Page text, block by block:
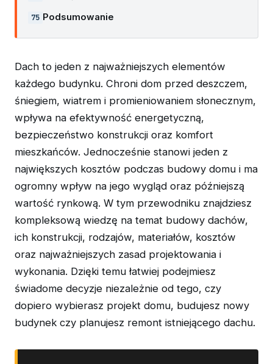
Podsumowanie
Dach to jeden z najważniejszych elementów
każdego budynku. Chroni dom przed deszczem,
śniegiem, wiatrem i promieniowaniem słonecznym,
wpływa na efektywność energetyczną,
bezpieczeństwo konstrukcji oraz komfort
mieszkańców. Jednocześnie stanowi jeden z
największych kosztów podczas budowy domu i ma
ogromny wpływ na jego wygląd oraz późniejszą
wartość rynkową. W tym przewodniku znajdziesz
kompleksową wiedzę na temat budowy dachów,
ich konstrukcji, rodzajów, materiałów, kosztów
oraz najważniejszych zasad projektowania i
wykonania. Dzięki temu łatwiej podejmiesz
świadome decyzje niezależnie od tego, czy
dopiero wybierasz projekt domu, budujesz nowy
budynek czy planujesz remont istniejącego dachu.